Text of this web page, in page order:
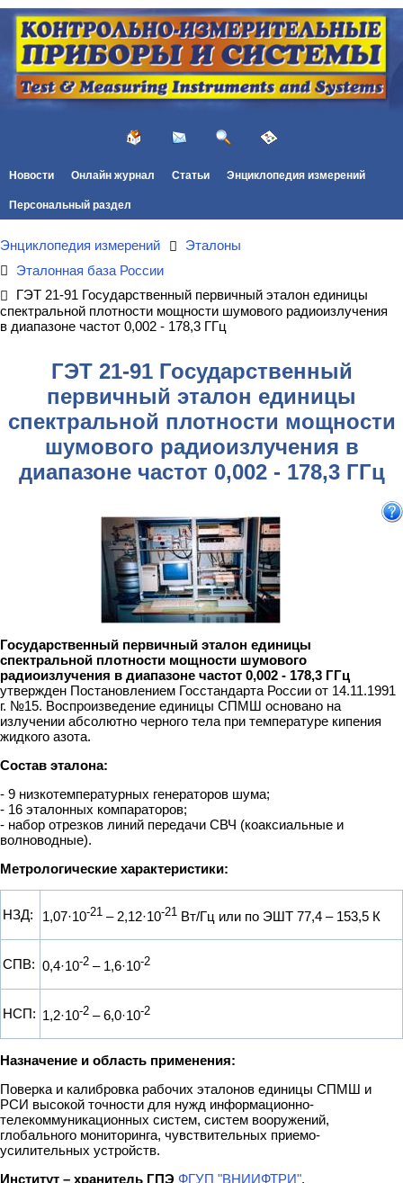
Новости Онлайн журнал Статьи Энциклопедия измерений
Персональный раздел
Энциклопедия измерений
Эталоны
Эталонная база России
ГЭТ 21-91 Государственный первичный эталон единицы
спектральной плотности мощности шумового радиоизлучения
в диапазоне частот 0,002 - 178,3 ГГц
ГЭТ 21-91 Государственный
первичный эталон единицы
спектральной плотности мощности
шумового радиоизлучения в
диапазоне частот 0,002 - 178,3 ГГц
Государственный первичный эталон единицы
спектральной плотности мощности шумового
радиоизлучения в диапазоне частот 0,002 - 178,3 ГГц
утвержден Постановлением Госстандарта России от 14.11.1991
г. №15. Воспроизведение единицы СПМШ основано на
излучении абсолютно черного тела при температуре кипения
жидкого азота.
Состав эталона:
- 9 низкотемпературных генераторов шума;
- 16 эталонных компараторов;
- набор отрезков линий передачи СВЧ (коаксиальные и
волноводные).
Метрологические характеристики:
НЗД: 1,07·10-21 – 2,12·10-21 Вт/Гц или по ЭШТ 77,4 – 153,5 К
СПВ: 0,4·10-2 – 1,6·10-2
НСП: 1,2·10-2 – 6,0·10-2
Назначение и область применения:
Поверка и калибровка рабочих эталонов единицы СПМШ и
РСИ высокой точности для нужд информационно-
телекоммуникационных систем, систем вооружений,
глобального мониторинга, чувствительных приемо-
усилительных устройств.
Институт – хранитель ГПЭ ФГУП "ВНИИФТРИ".